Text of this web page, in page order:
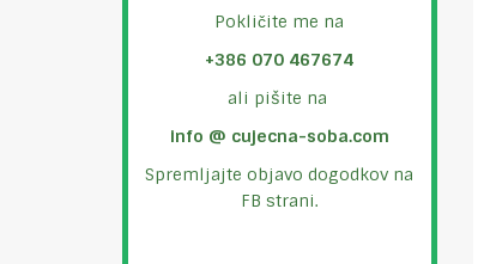
Pokličite me na
+386 070 467674
ali pišite na
info @ cujecna-soba.com
Spremljajte objavo dogodkov na
FB strani.